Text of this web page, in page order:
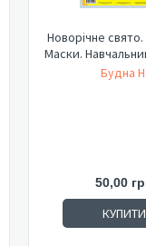
Новорічне
Маски.
Будна Н.
50,00
КУПИТИ